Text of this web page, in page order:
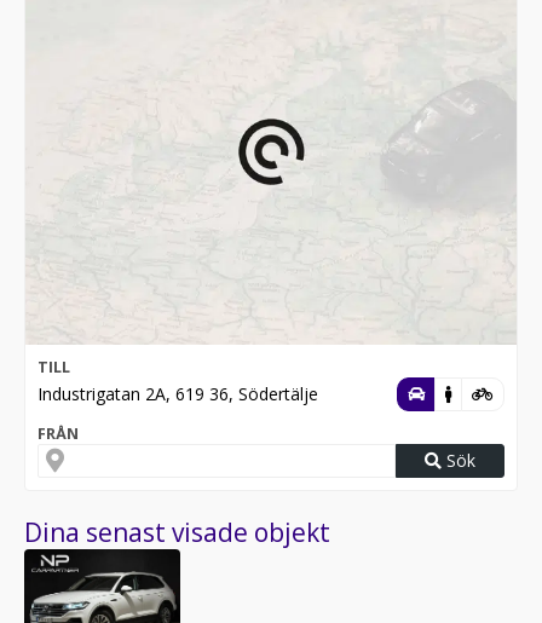
TILL
Industrigatan 2A, 619 36, Södertälje
FRÅN
Sök
Dina senast visade objekt